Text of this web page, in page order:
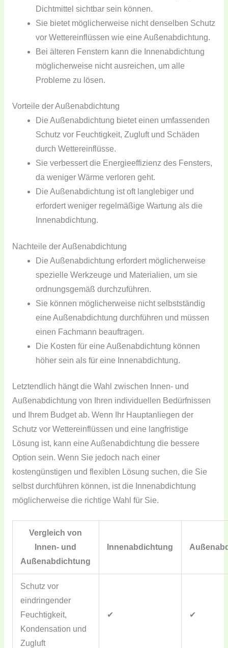
Dichtmittel sichtbar sein können.
Sie bietet möglicherweise nicht denselben Schutz
vor Wettereinflüssen wie eine Außenabdichtung.
Bei älteren Fenstern kann die Innenabdichtung
möglicherweise nicht ausreichen, um alle
Probleme zu lösen.
Vorteile der Außenabdichtung
Die Außenabdichtung bietet einen umfassenden
Schutz vor Feuchtigkeit, Zugluft und Schäden
durch Wettereinflüsse.
Sie verbessert die Energieeffizienz des Fensters,
da weniger Wärme verloren geht.
Die Außenabdichtung ist oft langlebiger und
erfordert weniger regelmäßige Wartung als die
Innenabdichtung.
Nachteile der Außenabdichtung
Die Außenabdichtung erfordert möglicherweise
spezielle Werkzeuge und Materialien, um sie
ordnungsgemäß durchzuführen.
Sie können möglicherweise nicht selbstständig
eine Außenabdichtung durchführen und müssen
einen Fachmann beauftragen.
Die Kosten für eine Außenabdichtung können
höher sein als für eine Innenabdichtung.
Letztendlich hängt die Wahl zwischen Innen- und
Außenabdichtung von Ihren individuellen Bedürfnissen
und Ihrem Budget ab. Wenn Ihr Hauptanliegen der
Schutz vor Wettereinflüssen und eine langfristige
Lösung ist, kann eine Außenabdichtung die bessere
Option sein. Wenn Sie jedoch nach einer
kostengünstigen und flexiblen Lösung suchen, die Sie
selbst durchführen können, ist die Innenabdichtung
möglicherweise die richtige Wahl für Sie.
Vergleich von
Innen- und
Außenabdichtung
Innenabdichtung
Schutz vor
eindringender
Feuchtigkeit,
Kondensation und
Zugluft
✔ ✔